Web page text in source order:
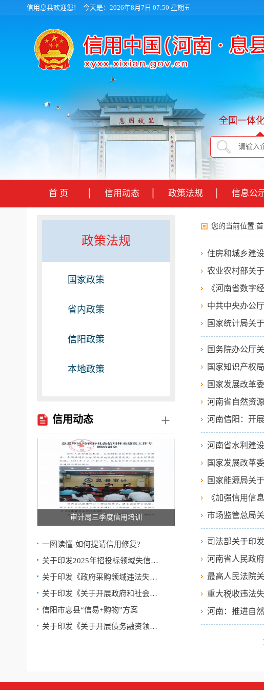
信用息县欢迎您！ 今天是：2026年8月7日 07:50 星期五
全国一体
首 页 信用动态 政策法规 信息公
政策法规
国家政策
省内政策
信阳政策
本地政策
信用动态 +
审计局三季度信用培训
一图读懂-如何提请信用修复?
关于印发2025年招投标领域失信行…
关于印发《政府采购领域违法失信…
关于印发《关于开展政府和社会资…
信阳市息县“信易+购物”方案
关于印发《关于开展债务融资领域…
您的当前位置:
住房和城乡建
农业农村部关
《河南省数字
中共中央办公
国家统计局关
国务院办公厅
国家知识产权
国家发展改革
河南省自然资
河南信阳：开
河南省水利建
国家发展改革
国家能源局关
《加强信用信
市场监管总局
司法部关于印
河南省人民政
最高人民法院
重大税收违法
河南：推进自